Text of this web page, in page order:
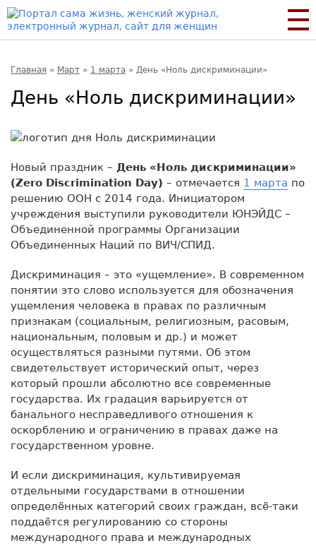
Главная » Март » 1 марта » День «Ноль дискриминации»
День «Ноль дискриминации»
Новый праздник – День «Ноль дискриминации»
(Zero Discrimination Day) – отмечается 1 марта по
решению ООН с 2014 года. Инициатором
учреждения выступили руководители ЮНЭЙДС –
Объединенной программы Организации
Объединенных Наций по ВИЧ/СПИД.
Дискриминация – это «ущемление». В современном
понятии это слово используется для обозначения
ущемления человека в правах по различным
признакам (социальным, религиозным, расовым,
национальным, половым и др.) и может
осуществляться разными путями. Об этом
свидетельствует исторический опыт, через
который прошли абсолютно все современные
государства. Их градация варьируется от
банального несправедливого отношения к
оскорблению и ограничению в правах даже на
государственном уровне.
И если дискриминация, культивируемая
отдельными государствами в отношении
определённых категорий своих граждан, всё-таки
поддаётся регулированию со стороны
международного права и международных